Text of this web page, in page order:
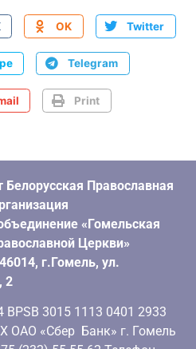
OK Twitter
Telegram
Print
Православная
«Гомельская
Церкви»
г.Гомель, ул.
2
3015 1113 0401 2933
ОАО «Сбер Банк» г. Гомель